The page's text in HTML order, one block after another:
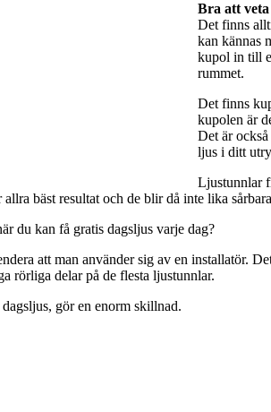
Bra att
Det finns
kan kännas
kupol in till
rummet.
Det finns
kupolen är
Det är
ljus i ditt
Ljustunnlar
bäst resultat och de blir då inte lika
du kan få gratis dagsljus varje dag?
att man använder sig av en installatör.
rörliga delar på de flesta ljustunnlar.
gör en enorm skillnad.